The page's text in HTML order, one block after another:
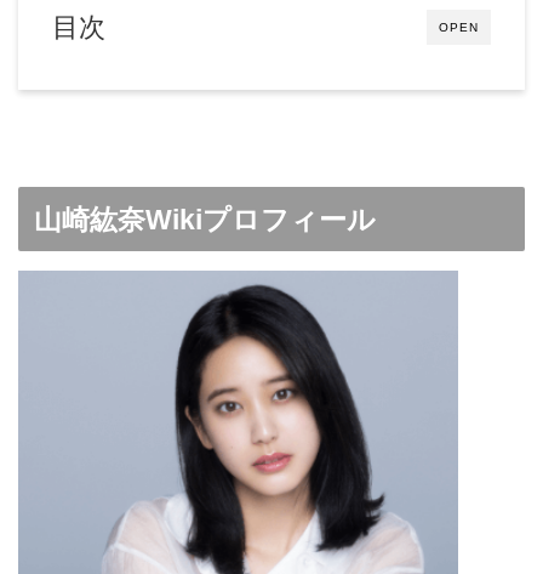
OPEN
目次
山崎紘奈Wikiプロフィール